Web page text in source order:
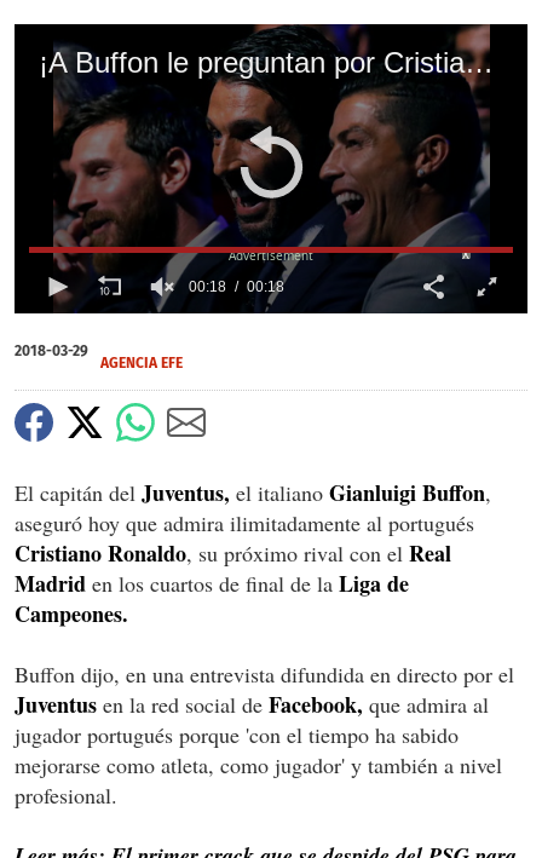
¡A Buffon le preguntan por Cristiano y este sorprende con sus palabras!
of
18
00:18 00:18
X
2018-03-29
AGENCIA EFE
El capitán del Juventus, el italiano Gianluigi Buffon,
aseguró hoy que admira ilimitadamente al portugués
Cristiano Ronaldo, su próximo rival con el Real
Madrid en los cuartos de final de la Liga de
Campeones.
Buffon dijo, en una entrevista difundida en directo por el
Juventus en la red social de Facebook, que admira al
jugador portugués porque 'con el tiempo ha sabido
mejorarse como atleta, como jugador' y también a nivel
profesional.